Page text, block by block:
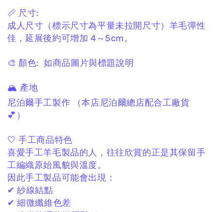
📏 尺寸:
成人尺寸 （標示尺寸為平量未拉開尺寸） 羊毛彈性
佳，延展後約可增加 4～5cm。
🎨 顏色:如商品圖片與標題說明
🏔 產地
尼泊爾手工製作
（本店尼泊爾總店配合工廠貨
💕）
🤍 手工商品特色
喜愛手工羊毛製品的人， 往往欣賞的正是其保留手
工編織原始風貌與溫度。
因此手工製品可能會出現：
✔ 紗線結點
✔ 細微纖維色差